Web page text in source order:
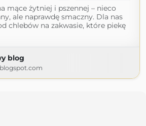
mące żytniej i pszennej – nieco
ale naprawdę smaczny. Dla nas
chlebów na zakwasie, które piekę
blog